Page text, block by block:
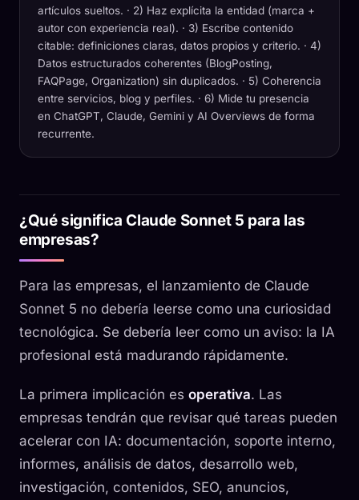
artículos sueltos. · 2) Haz explícita la entidad (marca +
autor con experiencia real). · 3) Escribe contenido
citable: definiciones claras, datos propios y criterio. · 4)
Datos estructurados coherentes (BlogPosting,
FAQPage, Organization) sin duplicados. · 5) Coherencia
entre servicios, blog y perfiles. · 6) Mide tu presencia
en ChatGPT, Claude, Gemini y AI Overviews de forma
recurrente.
¿Qué significa Claude Sonnet 5 para las
empresas?
Para las empresas, el lanzamiento de Claude
Sonnet 5 no debería leerse como una curiosidad
tecnológica. Se debería leer como un aviso: la IA
profesional está madurando rápidamente.
La primera implicación es operativa. Las
empresas tendrán que revisar qué tareas pueden
acelerar con IA: documentación, soporte interno,
informes, análisis de datos, desarrollo web,
investigación, contenidos, SEO, anuncios,